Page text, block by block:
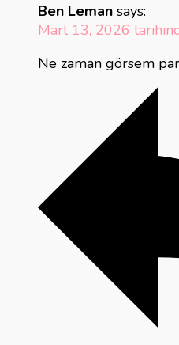
Ben Leman says:
Mart 13, 2026
Ne zaman görsem